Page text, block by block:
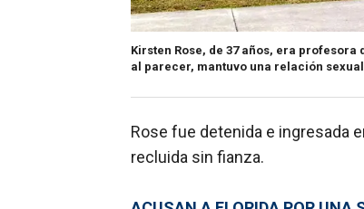
Kirsten Rose, de 37 años, era
al parecer, mantuvo una relación
Rose fue detenida e ingresada
recluida sin fianza.